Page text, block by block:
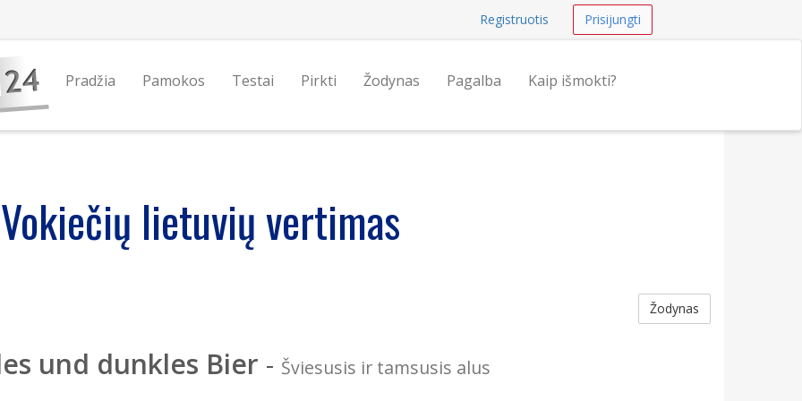
Registruotis Prisijungti
Pradžia Pamokos Testai Pirkti Žodynas Pagalba Kaip išmokti?
Vokiečių lietuvių vertimas
Žodynas
und dunkles Bier - Šviesusis ir tamsusis alus